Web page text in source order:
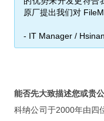
询价与购买
培
训
原厂提出我们对
- IT Manager /
能否先大致描述您或贵
科纳公司于2000年由四